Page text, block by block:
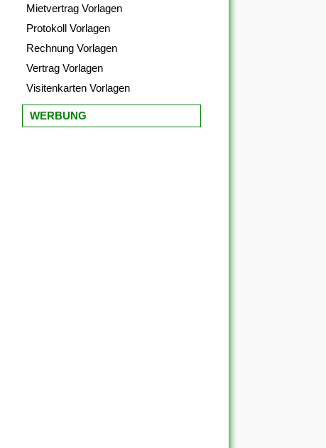
Mietvertrag Vorlagen
Protokoll Vorlagen
Rechnung Vorlagen
Vertrag Vorlagen
Visitenkarten Vorlagen
WERBUNG